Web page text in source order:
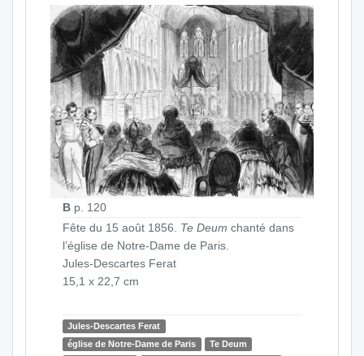
B p. 120
Fête du 15 août 1856. Te Deum chanté dans
l’église de Notre-Dame de Paris.
Jules-Descartes Ferat
15,1 x 22,7 cm
Jules-Descartes Ferat
église de Notre-Dame de Paris
Te Deum